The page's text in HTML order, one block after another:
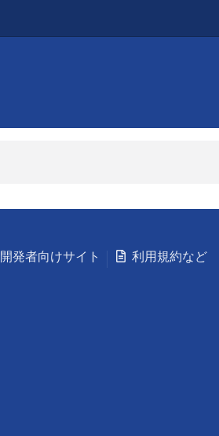
開発者向けサイト 利用規約など